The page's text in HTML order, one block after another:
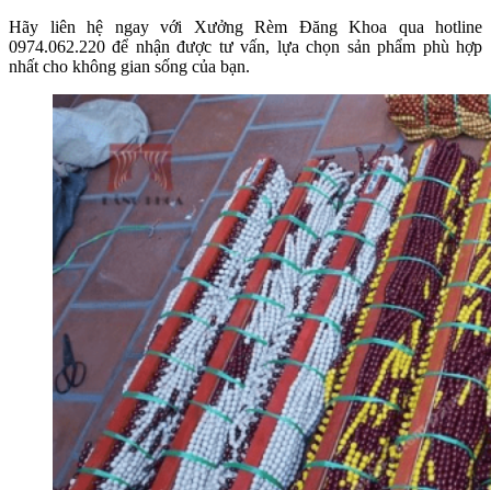
Hãy liên hệ ngay với Xưởng Rèm Đăng Khoa qua hotline
0974.062.220 để nhận được tư vấn, lựa chọn sản phẩm phù hợp
nhất cho không gian sống của bạn.